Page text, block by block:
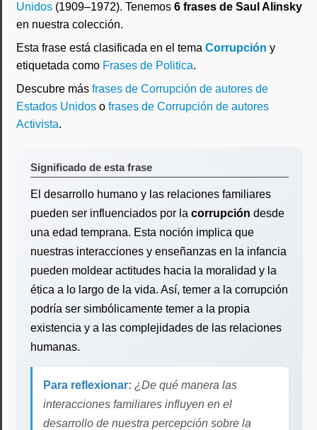
Unidos (1909–1972). Tenemos 6 frases de Saul Alinsky
en nuestra colección.
Esta frase está clasificada en el tema Corrupción y
etiquetada como Frases de Politica.
Descubre más frases de Corrupción de autores de
Estados Unidos o frases de Corrupción de autores
Activista.
Significado de esta frase
El desarrollo humano y las relaciones familiares
pueden ser influenciados por la corrupción desde
una edad temprana. Esta noción implica que
nuestras interacciones y enseñanzas en la infancia
pueden moldear actitudes hacia la moralidad y la
ética a lo largo de la vida. Así, temer a la corrupción
podría ser simbólicamente temer a la propia
existencia y a las complejidades de las relaciones
humanas.
Para reflexionar: ¿De qué manera las
interacciones familiares influyen en el
desarrollo de nuestra percepción sobre la